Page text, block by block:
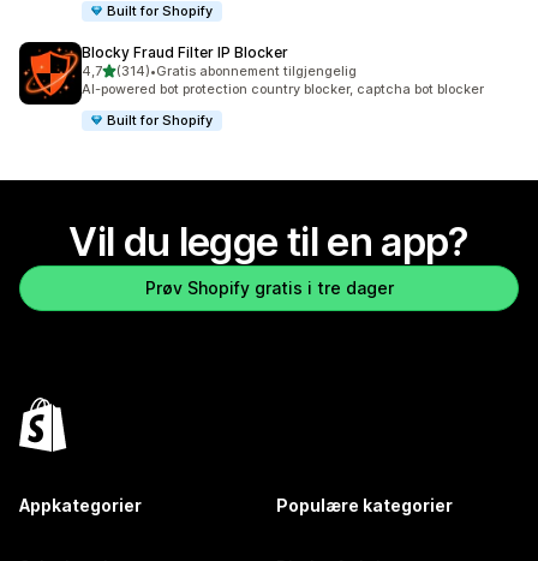
Built for Shopify
Blocky Fraud Filter IP Blocker
4,7av 5 stjerner
(314)
Totalt 314 omtaler
•Gratis abonnement tilgjengelig
AI-powered bot protection country blocker, captcha bot blocker
Built for Shopify
Vil du legge til en app?
Prøv Shopify gratis i tre dager
Appkategorier Populære kategorier